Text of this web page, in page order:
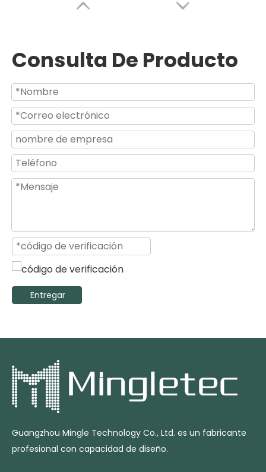
Ventilador de pie industrial BLDC oscilante para almacén
Consulta De Producto
Entregar
Guangzhou Mingle Technology Co., Ltd. es un fabricante
profesional con capacidad de diseño.